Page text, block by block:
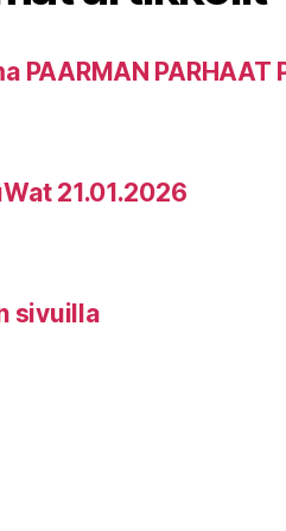
PAARMAN PARHAAT
21.01.2026
sivuilla